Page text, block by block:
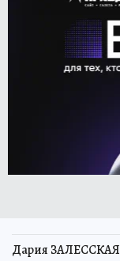
Дария ЗАЛЕССКАЯ